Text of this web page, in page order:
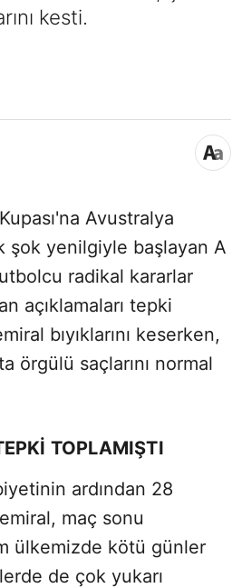
kesti.
Avustralya
şok yenilgiyle başlayan A
radikal kararlar
açıklamaları tepki
bıyıklarını keserken,
örgülü saçlarını normal
TOPLAMIŞTI
ardından 28
maç sonu
ülkemizde kötü günler
de çok yukarı